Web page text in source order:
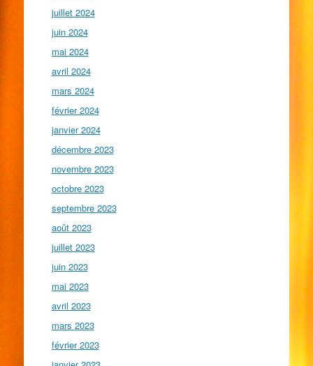
juillet 2024
juin 2024
mai 2024
avril 2024
mars 2024
février 2024
janvier 2024
décembre 2023
novembre 2023
octobre 2023
septembre 2023
août 2023
juillet 2023
juin 2023
mai 2023
avril 2023
mars 2023
février 2023